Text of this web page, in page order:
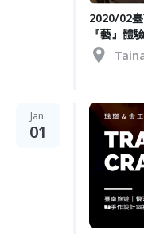
2020/02
『藝』體
Jan.
01